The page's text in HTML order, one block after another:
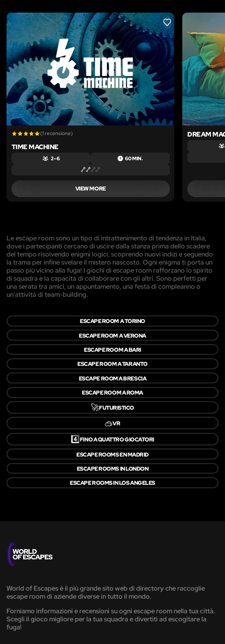
LIKE
(1 recensione)
TIME MACHINE
2 – 6 60 MIN.
VIEW MORE
DREAM
Le escape room sono un tipo di intrattenimento di tendenza in Italia,
dove i partecipanti cercano di uscire dalla stanza prima dello scadere
del tempo risolvendo enigmi logici, scoprendo nuovi indizi e seguendo
la trama per infine svelare il mistero nascosto. Ogni enigma ti porta un
passo più vicino alla fuga! I giochi di escape room rafforzano lo spirito
di squadra e la capacità di collaborare con gli altri. Sono perfetti per
una serata tra amici, un appuntamento, una festa di compleanno o
un'attività di team-building.
ESCAPE ROOM A TORINO
ESCAPE ROOM A VERONA
ESCAPE ROOM A BARI
ESCAPE ROOM A TARANTO
ESCAPE ROOM A BRESCIA
ESCAPE ROOM A ROMA
🚀FUTURISTICO
🥽VR
4️⃣FINO A QUATTRO GIOCATORI
ESCAPE ROOMS EN MADRID
ESCAPE ROOMS IN LONDON
ESCAPE ROOMS IN LOS ANGELES
World of Escapes è il più grande sito web di directory che raccoglie
escape room di aziende diverse in tutto il mondo.
Forniamo informazioni e recensioni su ogni escape room nella tua città.
Scegli il gioco migliore per la tua squadra e divertiti ad escogitare la
fuga!